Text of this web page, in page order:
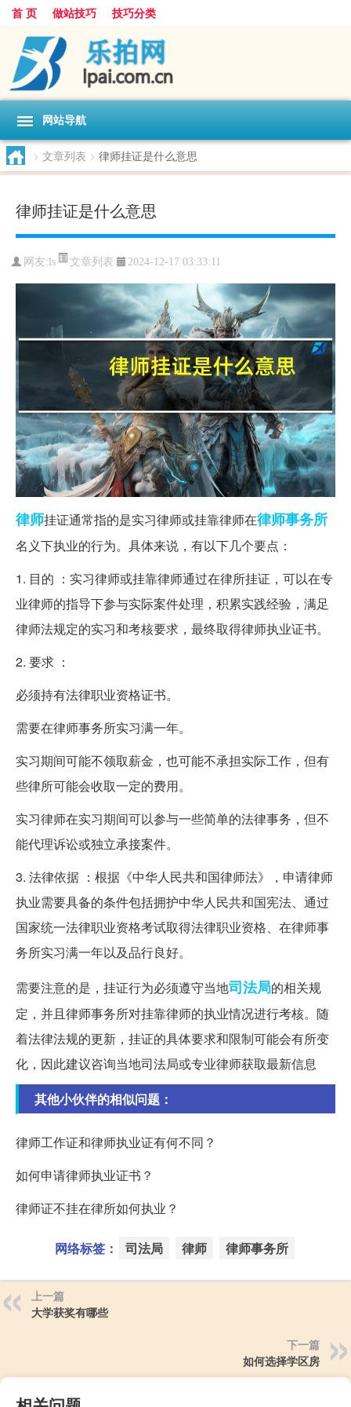
首 页 做站技巧 技巧分类
网站导航
> 文章列表 > 律师挂证是什么意思
律师挂证是什么意思
网友: ls 文章列表 2024-12-17 03:33:11
律师挂证通常指的是实习律师或挂靠律师在律师事务所
名义下执业的行为。具体来说，有以下几个要点：
1. 目的 ：实习律师或挂靠律师通过在律所挂证，可以在专
业律师的指导下参与实际案件处理，积累实践经验，满足
律师法规定的实习和考核要求，最终取得律师执业证书。
2. 要求 ：
必须持有法律职业资格证书。
需要在律师事务所实习满一年。
实习期间可能不领取薪金，也可能不承担实际工作，但有
些律所可能会收取一定的费用。
实习律师在实习期间可以参与一些简单的法律事务，但不
能代理诉讼或独立承接案件。
3. 法律依据 ：根据《中华人民共和国律师法》，申请律师
执业需要具备的条件包括拥护中华人民共和国宪法、通过
国家统一法律职业资格考试取得法律职业资格、在律师事
务所实习满一年以及品行良好。
需要注意的是，挂证行为必须遵守当地司法局的相关规
定，并且律师事务所对挂靠律师的执业情况进行考核。随
着法律法规的更新，挂证的具体要求和限制可能会有所变
化，因此建议咨询当地司法局或专业律师获取最新信息
其他小伙伴的相似问题：
律师工作证和律师执业证有何不同？
如何申请律师执业证书？
律师证不挂在律所如何执业？
网络标签： 司法局 律师 律师事务所
上一篇
大学获奖有哪些
下一篇
如何选择学区房